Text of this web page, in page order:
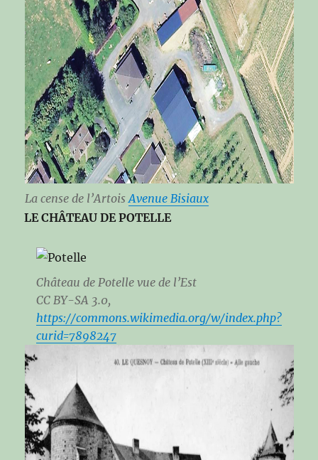
La cense de l’Artois Avenue Bisiaux
LE CHÂTEAU DE POTELLE
Château de Potelle vue de l’Est
CC BY-SA 3.0,
https://commons.wikimedia.org/w/index.php?
curid=7898247